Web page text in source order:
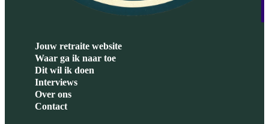
Jouw retraite website
Waar ga ik naar toe
Dit wil ik doen
Interviews
Over ons
Contact